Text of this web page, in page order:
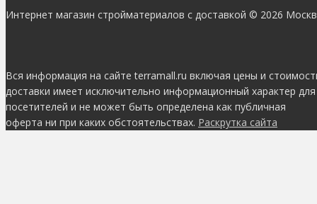
Интернет магазин стройматериалов с доставкой © 2026
Вся информация на сайте terramall.ru включая цены и
доставки имеет исключительно информационный характер для
посетителей и не может быть определена как публичная
оферта ни при каких обстоятельствах. Раскрутка сайта